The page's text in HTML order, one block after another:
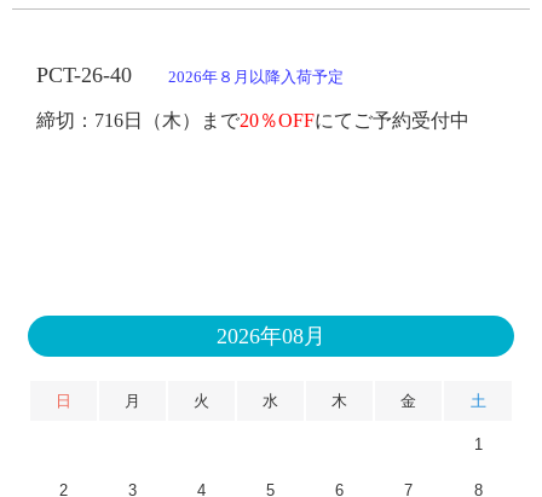
PCT-26-40 2026年８月以降入荷予定
締切： 716日 （木）まで20％OFFにてご予約受付中
2026年08月
日 月 火 水 木 金 土
1
2 3 4 5 6 7 8